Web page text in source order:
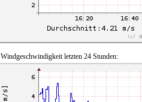
Windgeschwindigkeit letzten 24 Stunden: